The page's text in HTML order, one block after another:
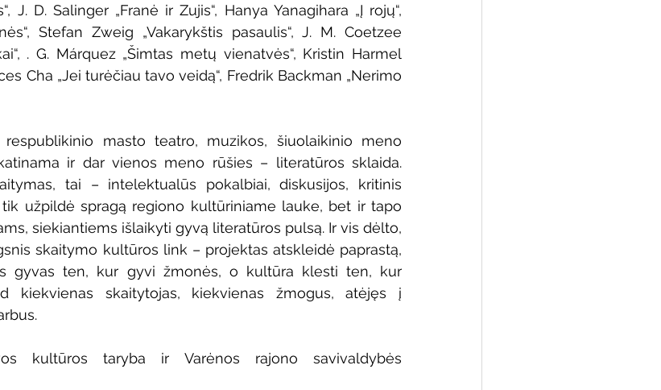
J. D. Salinger „Franė ir Zujis“, Hanya Yanagihara „Į rojų“,
Stefan Zweig „Vakarykštis pasaulis“, J. M. Coetzee
. G. Márquez „Šimtas metų vienatvės“, Kristin Harmel
Cha „Jei turėčiau tavo veidą“, Fredrik Backman „Nerimo
masto teatro, muzikos, šiuolaikinio meno
ir dar vienos meno rūšies – literatūros sklaida.
tai – intelektualūs pokalbiai, diskusijos, kritinis
užpildė spragą regiono kultūriniame lauke, bet ir tapo
siekiantiems išlaikyti gyvą literatūros pulsą. Ir vis dėlto,
skaitymo kultūros link – projektas atskleidė paprastą,
gyvas ten, kur gyvi žmonės, o kultūra klesti ten, kur
kiekvienas skaitytojas, kiekvienas žmogus, atėjęs į
kultūros taryba ir Varėnos rajono savivaldybės